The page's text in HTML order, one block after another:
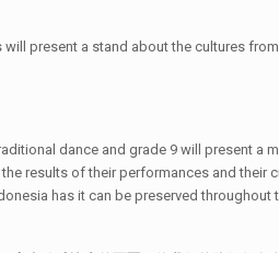
will present a stand about the cultures
dance and grade 9 will present a
results of their performances and their
has it can be preserved throughout